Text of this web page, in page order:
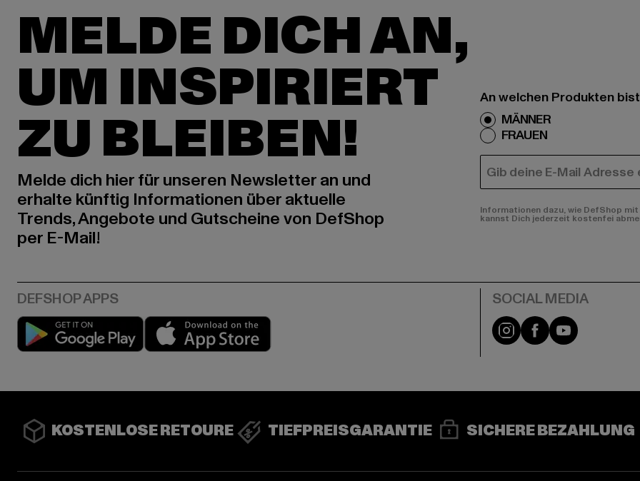
MELDE DICH AN,
UM INSPIRIERT
ZU BLEIBEN!
Melde dich hier für unseren Newsletter an und
erhalte künftig Informationen über aktuelle
Trends, Angebote und Gutscheine von DefShop
per E-Mail!
An welchen Produkten
MÄNNER
FRAUEN
E-MAIL
Informationen dazu, wie DefShop
kannst Dich jederzeit kostenfei
Play market Instagram
FacebookYouTube
KOSTENLOSE RETOURE TIEFPREISGARANTIE SICHERE BEZAHLUNG